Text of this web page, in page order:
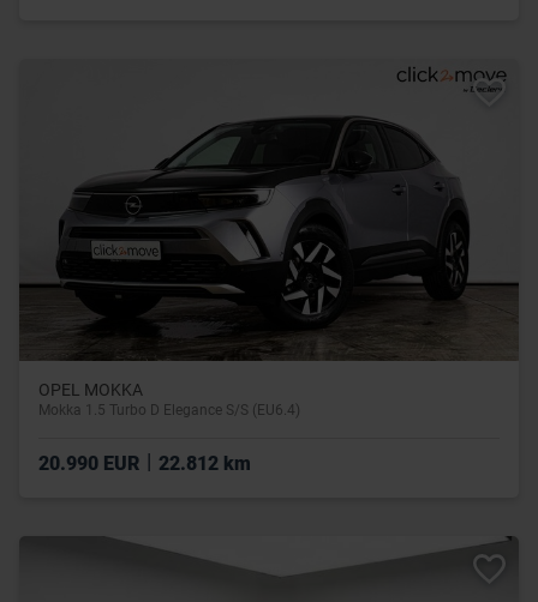
OPEL MOKKA
Mokka 1.5 Turbo D Elegance S/S (EU6.4)
20.990 EUR | 22.812 km